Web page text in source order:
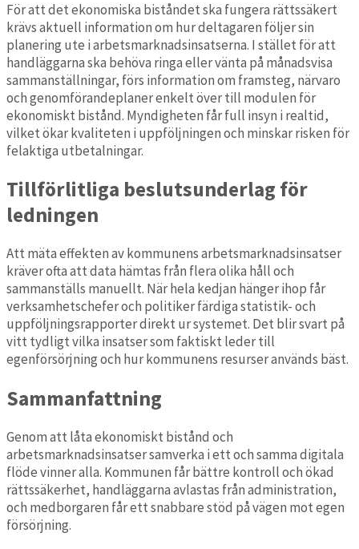
För att det ekonomiska biståndet ska fungera rättssäkert
krävs aktuell information om hur deltagaren följer sin
planering ute i arbetsmarknadsinsatserna. I stället för att
handläggarna ska behöva ringa eller vänta på månadsvisa
sammanställningar, förs information om framsteg, närvaro
och genomförandeplaner enkelt över till modulen för
ekonomiskt bistånd. Myndigheten får full insyn i realtid,
vilket ökar kvaliteten i uppföljningen och minskar risken för
felaktiga utbetalningar.
Tillförlitliga beslutsunderlag för
ledningen
Att mäta effekten av kommunens arbetsmarknadsinsatser
kräver ofta att data hämtas från flera olika håll och
sammanställs manuellt. När hela kedjan hänger ihop får
verksamhetschefer och politiker färdiga statistik- och
uppföljningsrapporter direkt ur systemet. Det blir svart på
vitt tydligt vilka insatser som faktiskt leder till
egenförsörjning och hur kommunens resurser används bäst.
Sammanfattning
Genom att låta ekonomiskt bistånd och
arbetsmarknadsinsatser samverka i ett och samma digitala
flöde vinner alla. Kommunen får bättre kontroll och ökad
rättssäkerhet, handläggarna avlastas från administration,
och medborgaren får ett snabbare stöd på vägen mot egen
försörjning.